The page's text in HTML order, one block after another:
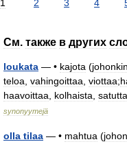
1 2 3 4
См. также в других
loukata — • kajota (johonkin
teloa vahingoittaa viottaa;
haavoittaa
kolhaista
synonyymejä
olla tilaa — • mahtua (